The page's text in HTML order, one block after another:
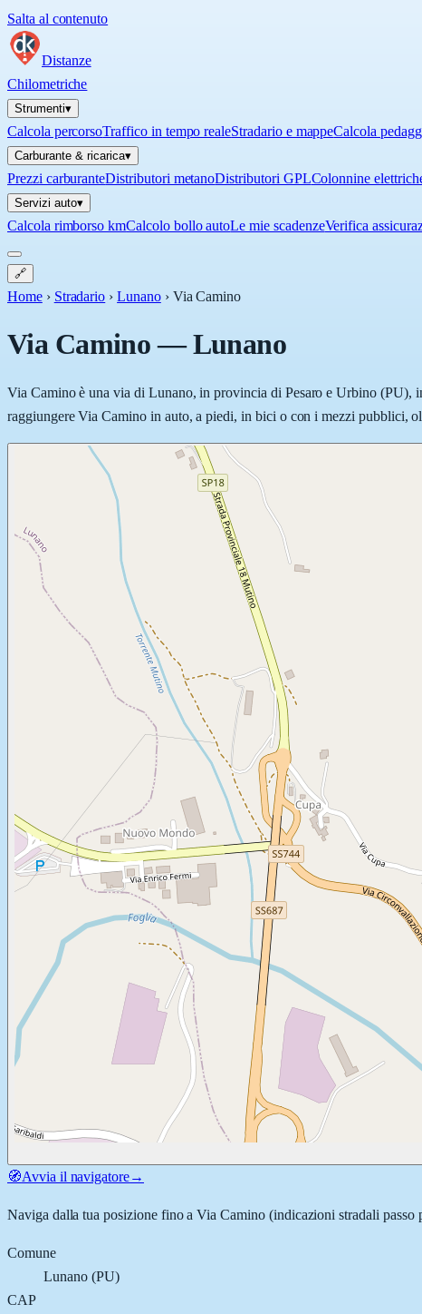
Salta al contenuto
Distanze
Chilometriche
Strumenti▾
Calcola percorsoTraffico in tempo realeStradario e mappeCalcola
Carburante & ricarica▾
Prezzi carburanteDistributori metanoDistributori GPLColonnine
Servizi auto▾
Calcola rimborso kmCalcolo bollo autoLe mie scadenzeVerifica
🔗
Home › Stradario › Lunano › Via Camino
Via Camino—Lunano
Via Camino è una via di Lunano, in provincia di Pesaro e Urbino (PU),
raggiungere Via Camino in auto, a piedi, in bici o con i mezzi pubblici,
🧭Avvia il navigatore→
Naviga dalla tua posizione fino aVia Camino(indicazioni stradali passo
Comune
Lunano(PU)
CAP